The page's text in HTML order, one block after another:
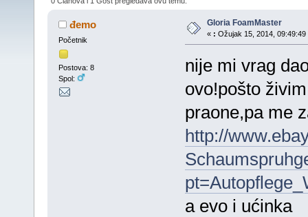
đemo
Početnik
Postova: 8
Spol:
Gloria FoamMaster
« : Ožujak 15, 2014, 09:49:49
nije mi vrag
ovo!pošto
praone,pa me
http://
a evo i ućinka